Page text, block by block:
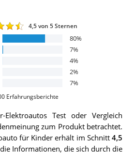
4,5von 5 Sternen
80%
7%
4%
2%
7%
Erfahrungsberichte
Elektroautos Test oder Vergleich
zum Produkt betrachtet.
für Kinder erhält im Schnitt 4,5
Informationen, die sich durch die